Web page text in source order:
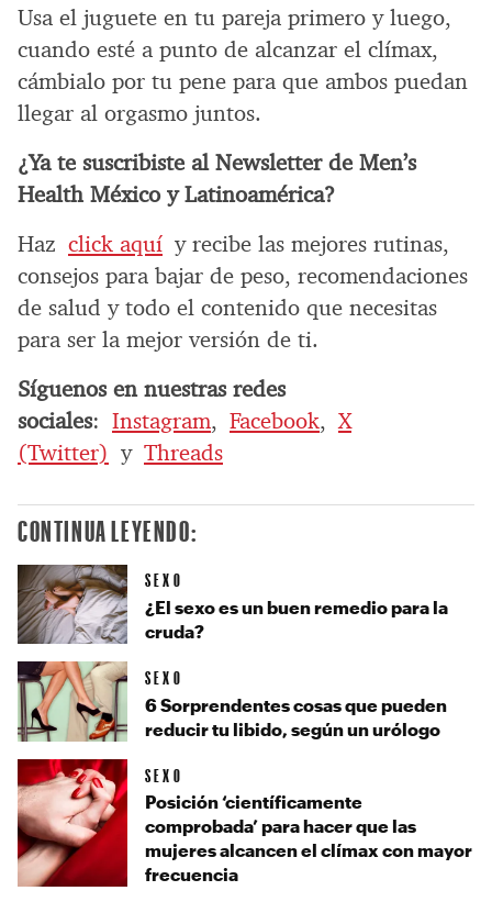
Usa el juguete en tu pareja primero y luego,
cuando esté a punto de alcanzar el clímax,
cámbialo por tu pene para que ambos puedan
llegar al orgasmo juntos.
¿Ya te suscribiste al Newsletter de Men’s
Health México y Latinoamérica?
Haz click aquí y recibe las mejores rutinas,
consejos para bajar de peso, recomendaciones
de salud y todo el contenido que necesitas
para ser la mejor versión de ti.
Síguenos en nuestras redes
sociales: Instagram, Facebook,X
(Twitter) y Threads
CONTINUA LEYENDO:
SEXO
¿El sexo es un buen remedio para la
cruda?
SEXO
6 Sorprendentes cosas que pueden
reducir tu libido, según un urólogo
SEXO
Posición ‘científicamente
comprobada’ para hacer que las
mujeres alcancen el clímax con mayor
frecuencia